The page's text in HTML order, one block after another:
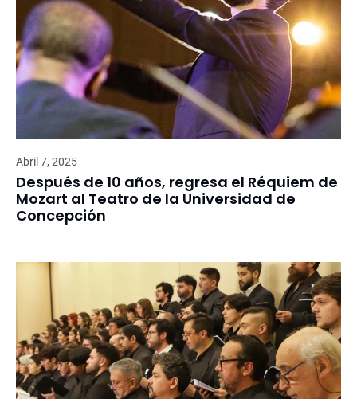
Abril 7, 2025
Después de 10 años, regresa el Réquiem de
Mozart al Teatro de la Universidad de
Concepción